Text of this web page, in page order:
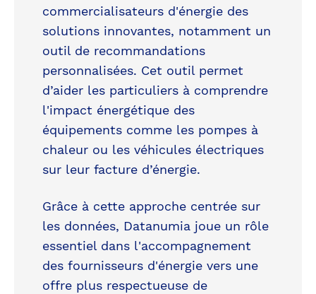
commercialisateurs d'énergie des
solutions innovantes, notamment un
outil de recommandations
personnalisées. Cet outil permet
d’aider les particuliers à comprendre
l'impact énergétique des
équipements comme les pompes à
chaleur ou les véhicules électriques
sur leur facture d’énergie.
Grâce à cette approche centrée sur
les données, Datanumia joue un rôle
essentiel dans l'accompagnement
des fournisseurs d'énergie vers une
offre plus respectueuse de